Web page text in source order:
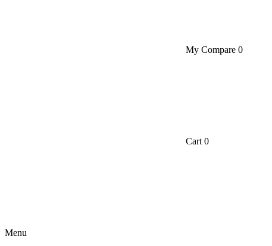
My Compare 0
Cart 0
Menu